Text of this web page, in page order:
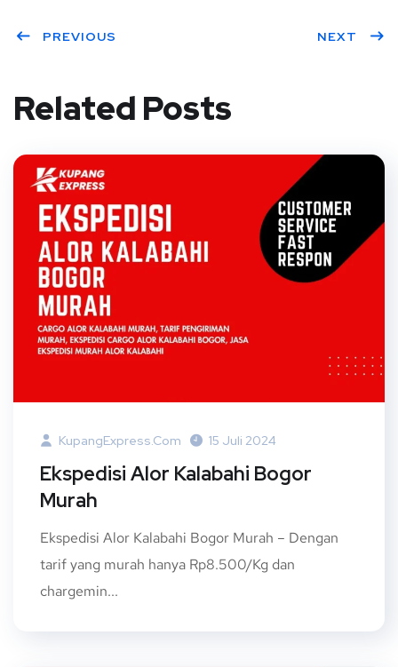
PREVIOUS NEXT
Related Posts
KupangExpress.com 15 Juli 2024
Ekspedisi Alor Kalabahi Bogor
Murah
Ekspedisi Alor Kalabahi Bogor Murah – Dengan
tarif yang murah hanya Rp8.500/Kg dan
chargemin...